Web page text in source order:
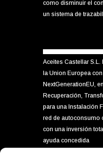
como disminuir el
un sistema de
Aceites Castellar
la Union Europea
NextGenerationEU,
Recuperación,
para una Instalación
red de autoconsumo
con una inversión
ayuda concedida